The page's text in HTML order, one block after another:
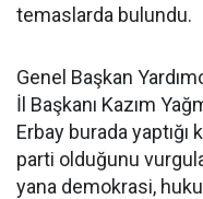
temaslarda bulundu.
Genel Başkan
İl Başkanı Kazım
Erbay burada
parti olduğunu
yana demokrasi,